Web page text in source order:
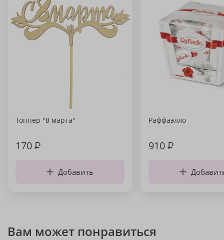
Топпер "8 марта"
170₽
Добавить
Раффаэлло
910₽
Вам может понравиться